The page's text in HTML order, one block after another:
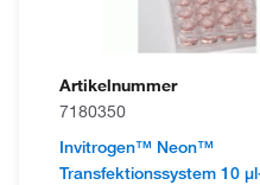
Artikelnummer
7180350
Invitrogen™ Neon™
Transfektionssystem 10